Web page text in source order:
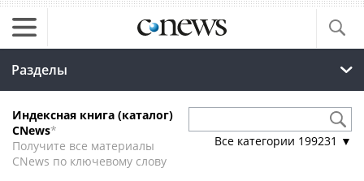
Разделы
Индексная книга (каталог)
CNews*
Получите все материалы
CNews по ключевому слову
Все категории 199231 ▼